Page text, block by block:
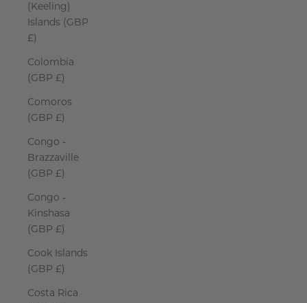
(Keeling)
Islands (GBP
£)
Colombia
(GBP £)
Comoros
(GBP £)
Congo -
Brazzaville
(GBP £)
Congo -
Kinshasa
(GBP £)
Cook Islands
(GBP £)
Costa Rica